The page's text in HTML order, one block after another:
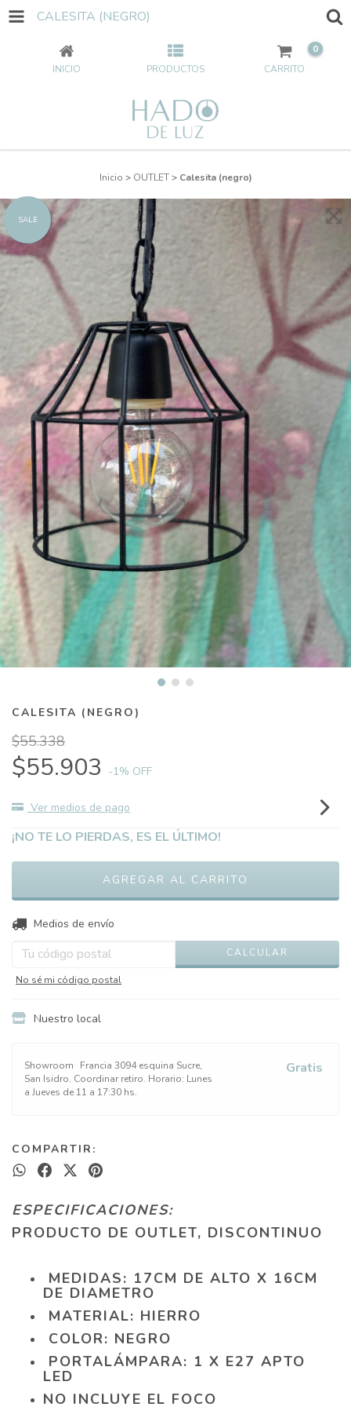
CALESITA (NEGRO)
INICIO PRODUCTOS CARRITO
0
Inicio > OUTLET > Calesita (negro)
SALE
CALESITA (NEGRO)
$55.338
$55.903 -1% OFF
Ver medios de pago
¡NO TE LO PIERDAS, ES EL ÚLTIMO!
Entregas para el CP:
Medios de envío
CALCULAR
No sé mi código postal
Nuestro local
Showroom
Francia 3094 esquina Sucre,
San Isidro. Coordinar retiro. Horario: Lunes
a Jueves de 11 a 17:30 hs.
Gratis
COMPARTIR:
ESPECIFICACIONES:
PRODUCTO DE OUTLET, DISCONTINUO
MEDIDAS: 17CM DE ALTO X 16CM
DE DIAMETRO
MATERIAL: HIERRO
COLOR: NEGRO
PORTALÁMPARA: 1 X E27 APTO
LED
NO INCLUYE EL FOCO